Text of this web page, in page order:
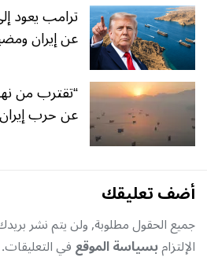
ترامب يعود
عن إيران
“تقترب من
عن حرب
أضف تعليقك
جميع الحقول مطلوبة, ولن يتم نشر
الإلتزامبسياسة الموقعفي التعليقات.